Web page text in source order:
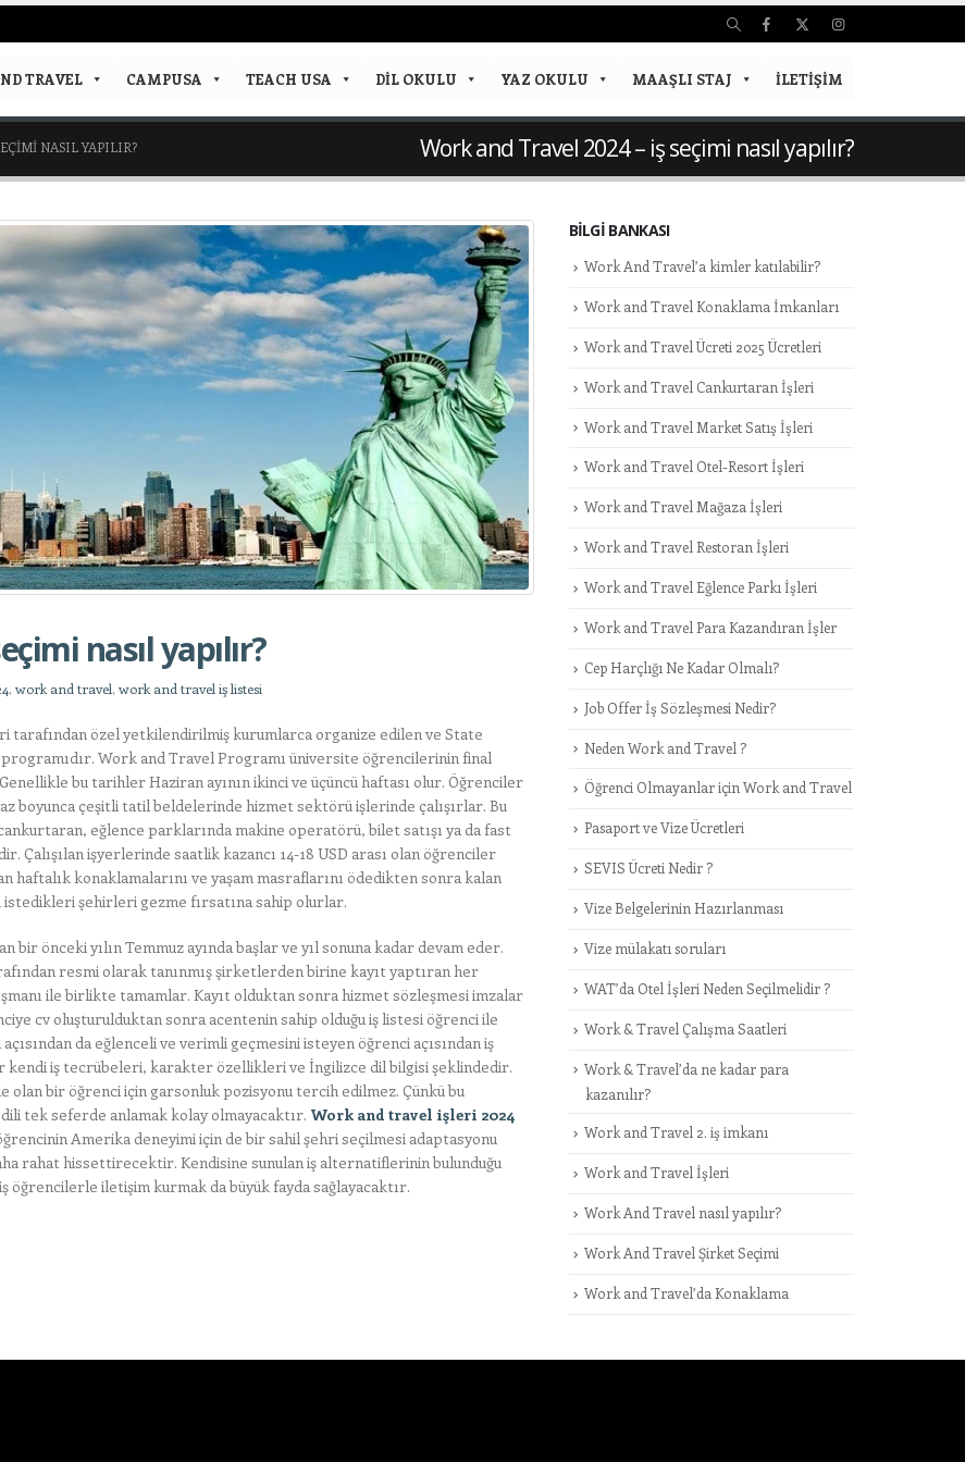
TRAVEL CAMPUSA TEACH USA DIL OKULU YAZ OKULU MAAŞLI STAJ İLETIŞIM
Work and Travel 2024 – iş seçimi nasıl yapılır?
NASIL YAPILIR?
nasıl yapılır?
,work and travel,work and travel iş listesi
tarafından özel yetkilendirilmiş kurumlarca organize edilen ve State
Work and Travel Programı üniversite öğrencilerinin final
bu tarihler Haziran ayının ikinci ve üçüncü haftası olur. Öğrenciler
boyunca çeşitli tatil beldelerinde hizmet sektörü işlerinde çalışırlar. Bu
eğlence parklarında makine operatörü, bilet satışı ya da fast
işyerlerinde saatlik kazancı 14-18 USD arası olan öğrenciler
haftalık konaklamalarını ve yaşam masraflarını ödedikten sonra kalan
şehirleri gezme fırsatına sahip olurlar.
önceki yılın Temmuz ayında başlar ve yıl sonuna kadar devam eder.
resmi olarak tanınmış şirketlerden birine kayıt yaptıran her
ile birlikte tamamlar. Kayıt olduktan sonra hizmet sözleşmesi imzalar
cv oluşturulduktan sonra acentenin sahip olduğu iş listesi öğrenci ile
da eğlenceli ve verimli geçmesini isteyen öğrenci açısından iş
kendi iş tecrübeleri, karakter özellikleri ve İngilizce dil bilgisi şeklindedir.
bir öğrenci için garsonluk pozisyonu tercih edilmez. Çünkü bu
tek seferde anlamak kolay olmayacaktır. Work and travel işleri 2024
Amerika deneyimi için de bir sahil şehri seçilmesi adaptasyonu
rahat hissettirecektir. Kendisine sunulan iş alternatiflerinin bulunduğu
iletişim kurmak da büyük fayda sağlayacaktır.
BILGI BANKASI
Work And Travel’a kimler katılabilir?
Work and Travel Konaklama İmkanları
Work and Travel Ücreti 2025 Ücretleri
Work and Travel Cankurtaran İşleri
Work and Travel Market Satış İşleri
Work and Travel Otel-Resort İşleri
Work and Travel Mağaza İşleri
Work and Travel Restoran İşleri
Work and Travel Eğlence Parkı İşleri
Work and Travel Para Kazandıran İşler
Cep Harçlığı Ne Kadar Olmalı?
Job Offer İş Sözleşmesi Nedir?
Neden Work and Travel ?
Öğrenci Olmayanlar için Work and Travel
Pasaport ve Vize Ücretleri
SEVIS Ücreti Nedir ?
Vize Belgelerinin Hazırlanması
Vize mülakatı soruları
WAT’da Otel İşleri Neden Seçilmelidir ?
Work & Travel Çalışma Saatleri
Work & Travel’da ne kadar para
kazanılır?
Work and Travel 2. iş imkanı
Work and Travel İşleri
Work And Travel nasıl yapılır?
Work And Travel Şirket Seçimi
Work and Travel’da Konaklama